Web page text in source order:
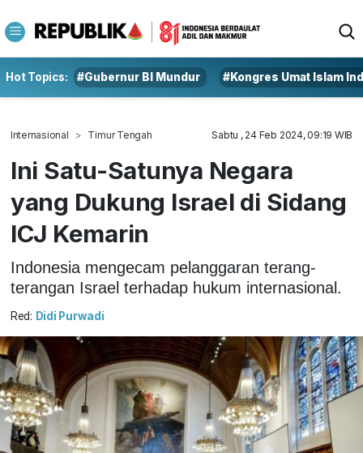
Hot Topics: #Gubernur BI Mundur #Kongres Umat Islam
Internasional Timur Tengah Sabtu , 24 Feb 2024, 09:19 WIB
Ini Satu-Satunya Negara
yang Dukung Israel di Sidang
ICJ Kemarin
Indonesia mengecam pelanggaran terang-
terangan Israel terhadap hukum internasional.
Red: Didi Purwadi